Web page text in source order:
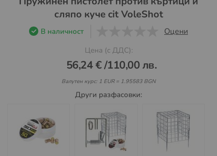
сляпо куче cit VoleShot
В наличност Оцени
Цена (с ДДС):
56,24 €/110,00 лв.
Валутен курс: 1 EUR = 1.95583 BGN
Други разфасовки: